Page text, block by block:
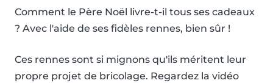
Comment le Père Noël livre-t-il tous ses cadeaux
? Avec l'aide de ses fidèles rennes, bien sûr !
Ces rennes sont si mignons qu'ils méritent leur
propre projet de bricolage. Regardez la vidéo